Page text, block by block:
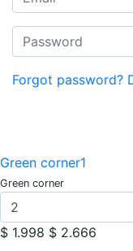
Forgot password?
Green corner1
Green corner
$ 1.998 $ 2.666